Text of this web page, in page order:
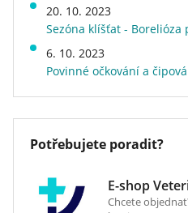
Kompletní dietní krmivo
funkce ledvin v případě
nedostatečnosti
Indikace:
Koťata
Energetická hodnota
Speciální vlastnosti
Hmotnost
20. 10. 2023
Sezóna klíšťat - Borelióza
6. 10. 2023
Povinné očkování a
Potřebujete poradit?
E-shop
Chcete